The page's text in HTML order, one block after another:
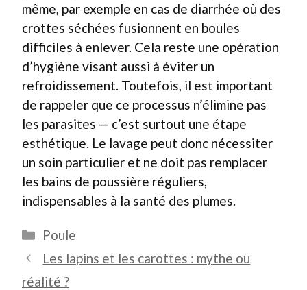
même, par exemple en cas de diarrhée où des
crottes séchées fusionnent en boules
difficiles à enlever. Cela reste une opération
d’hygiène visant aussi à éviter un
refroidissement. Toutefois, il est important
de rappeler que ce processus n’élimine pas
les parasites — c’est surtout une étape
esthétique. Le lavage peut donc nécessiter
un soin particulier et ne doit pas remplacer
les bains de poussière réguliers,
indispensables à la santé des plumes.
Catégories
Poule
Les lapins et les carottes : mythe ou
réalité ?